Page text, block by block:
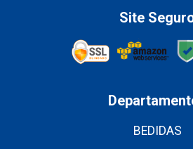
Site
BEDIDAS